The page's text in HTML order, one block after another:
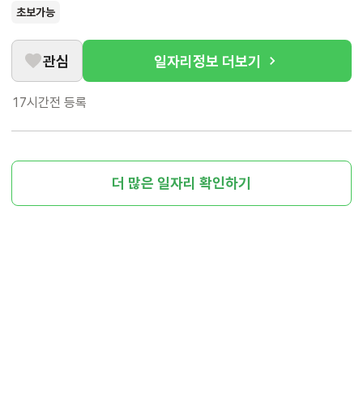
초보가능
관심 일자리정보 더보기
17시간전 등록
더 많은 일자리 확인하기